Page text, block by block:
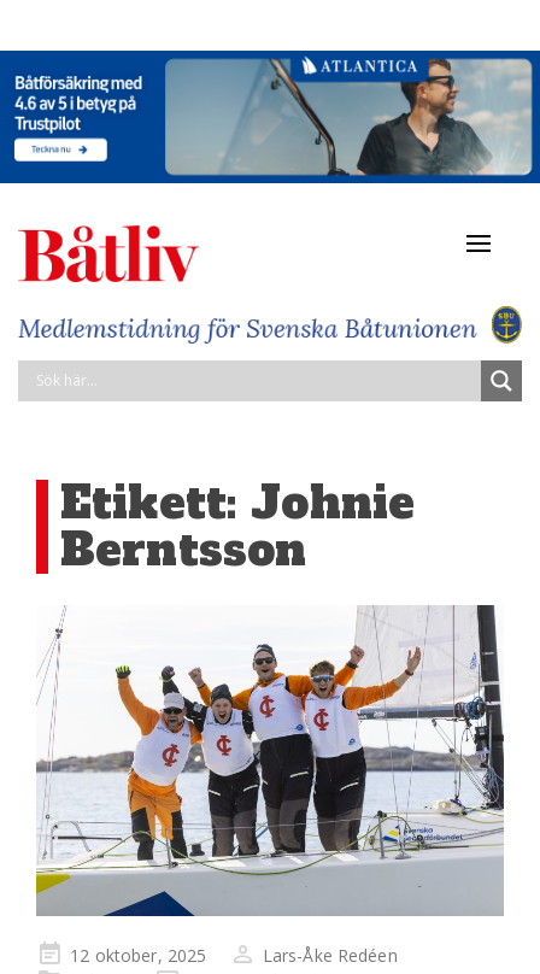
Etikett: Johnie
Berntsson
Publicerad
12 oktober, 2025
Lars-Åke Redéen